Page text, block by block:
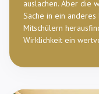
auslachen. Aber die
Sache in ein anderes
Mitschülern
Wirklichkeit ein